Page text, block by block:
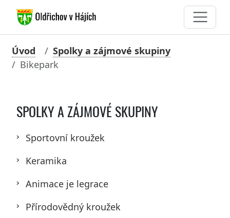
Úvod
Spolky a zájmové skupiny
Bikepark
SPOLKY A ZÁJMOVÉ SKUPINY
Sportovní kroužek
Keramika
Animace je legrace
Přírodovědný kroužek